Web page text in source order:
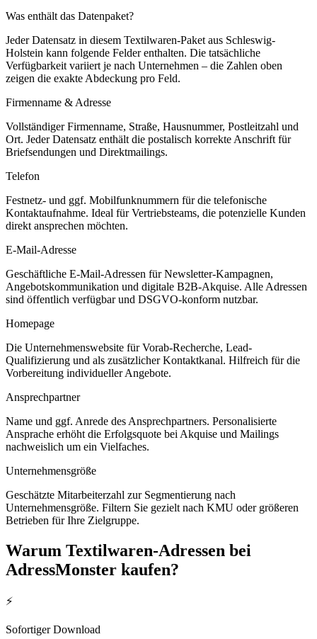
Was enthält das Datenpaket?
Jeder Datensatz in diesem Textilwaren-Paket aus Schleswig-
Holstein kann folgende Felder enthalten. Die tatsächliche
Verfügbarkeit variiert je nach Unternehmen – die Zahlen oben
zeigen die exakte Abdeckung pro Feld.
Firmenname & Adresse
Vollständiger Firmenname, Straße, Hausnummer, Postleitzahl und
Ort. Jeder Datensatz enthält die postalisch korrekte Anschrift für
Briefsendungen und Direktmailings.
Telefon
Festnetz- und ggf. Mobilfunknummern für die telefonische
Kontaktaufnahme. Ideal für Vertriebsteams, die potenzielle Kunden
direkt ansprechen möchten.
E-Mail-Adresse
Geschäftliche E-Mail-Adressen für Newsletter-Kampagnen,
Angebotskommunikation und digitale B2B-Akquise. Alle Adressen
sind öffentlich verfügbar und DSGVO-konform nutzbar.
Homepage
Die Unternehmenswebsite für Vorab-Recherche, Lead-
Qualifizierung und als zusätzlicher Kontaktkanal. Hilfreich für die
Vorbereitung individueller Angebote.
Ansprechpartner
Name und ggf. Anrede des Ansprechpartners. Personalisierte
Ansprache erhöht die Erfolgsquote bei Akquise und Mailings
nachweislich um ein Vielfaches.
Unternehmensgröße
Geschätzte Mitarbeiterzahl zur Segmentierung nach
Unternehmensgröße. Filtern Sie gezielt nach KMU oder größeren
Betrieben für Ihre Zielgruppe.
Warum Textilwaren-Adressen bei
AdressMonster kaufen?
⚡
Sofortiger Download